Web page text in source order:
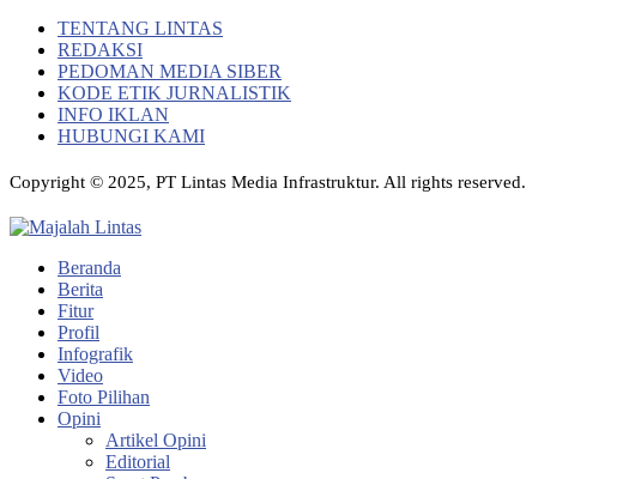
TENTANG LINTAS
REDAKSI
PEDOMAN MEDIA SIBER
KODE ETIK JURNALISTIK
INFO IKLAN
HUBUNGI KAMI
Copyright © 2025, PT Lintas Media Infrastruktur. All rights reserved.
Beranda
Berita
Fitur
Profil
Infografik
Video
Foto Pilihan
Opini
Artikel Opini
Editorial